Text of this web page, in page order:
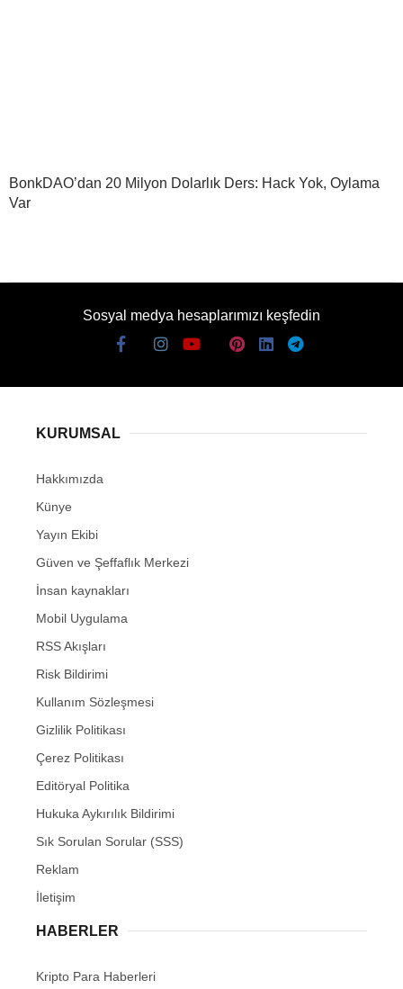
BonkDAO’dan 20 Milyon Dolarlık Ders: Hack Yok, Oylama
Var
Sosyal medya hesaplarımızı keşfedin
KURUMSAL
Hakkımızda
Künye
Yayın Ekibi
Güven ve Şeffaflık Merkezi
İnsan kaynakları
Mobil Uygulama
RSS Akışları
Risk Bildirimi
Kullanım Sözleşmesi
Gizlilik Politikası
Çerez Politikası
Editöryal Politika
Hukuka Aykırılık Bildirimi
Sık Sorulan Sorular (SSS)
Reklam
İletişim
HABERLER
Kripto Para Haberleri